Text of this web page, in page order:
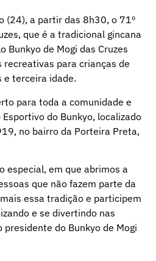
(24), a partir das 8h30, o 71º
que é a tradicional gincana
Bunkyo de Mogi das Cruzes
para crianças de
e terceira idade.
para toda a comunidade e
do Bunkyo, localizado
no bairro da Porteira Preta,
especial, em que abrimos a
que não fazem parte da
essa tradição e participem
e se divertindo nas
presidente do Bunkyo de Mogi